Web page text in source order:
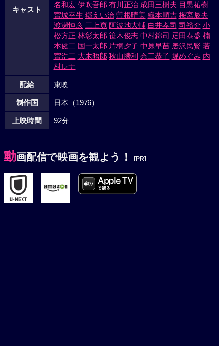
て、山地の指令による双竜会狩りと呼ばれる“人間狩り”が開
始された。やがて、高山が大東組に拉致された。この事を知
った安田は、自らの穏れ家を南原に教え、宮武をおびき出
し、高山の身柄と引きかえる手段に出た。二人が交換される
時、意を決した宮武は高山に抱きつき、と同時に、金崎のマ
シンガンが二人めがけて火を吹いた……。数日後、指をつめ
た趙、安田以下七名の幹部が手打ち式に出向いた。だが、安
田一人が別室へ呼ばれ、大東の命令で身体検査が行なわれ
た。安田は隠し持っていたメスで、大東を刺し殺すが、金崎
らの一斉射撃に、安田は蜂の巣のようになり、非業な死を遂
げた。かくして、双竜会の全面的無条件降状により、川田組
キャスト
名和宏 伊吹吾郎 有川正治 成田三樹夫 目黒祐樹
宮城幸生 郷えい治 曽根晴美 織本順吉 梅宮辰夫
渡瀬恒彦 三上寛 阿波地大輔 白井孝司 司裕介 小
松方正 林彰太郎 笹木俊志 中村錦司 疋田泰盛 楠
本健二 国一太郎 片桐夕子 中原早苗 唐沢民賢 若
宮浩二 大木晤郎 秋山勝利 奈三恭子 堀めぐみ 内
村レナ
配給 東映
制作国 日本（1976）
上映時間 92分
動画配信で映画を観よう！ [PR]